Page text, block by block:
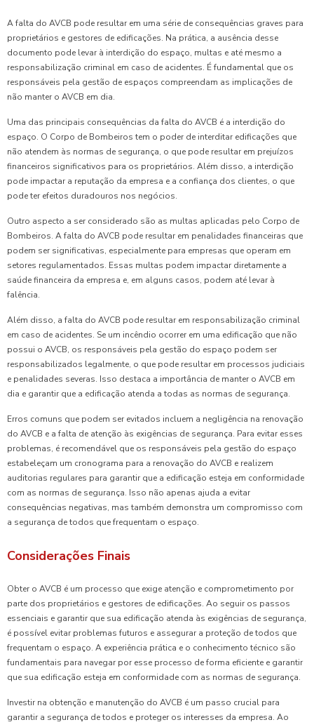
A falta do AVCB pode resultar em uma série de consequências graves para
proprietários e gestores de edificações. Na prática, a ausência desse
documento pode levar à interdição do espaço, multas e até mesmo a
responsabilização criminal em caso de acidentes. É fundamental que os
responsáveis pela gestão de espaços compreendam as implicações de
não manter o AVCB em dia.
Uma das principais consequências da falta do AVCB é a interdição do
espaço. O Corpo de Bombeiros tem o poder de interditar edificações que
não atendem às normas de segurança, o que pode resultar em prejuízos
financeiros significativos para os proprietários. Além disso, a interdição
pode impactar a reputação da empresa e a confiança dos clientes, o que
pode ter efeitos duradouros nos negócios.
Outro aspecto a ser considerado são as multas aplicadas pelo Corpo de
Bombeiros. A falta do AVCB pode resultar em penalidades financeiras que
podem ser significativas, especialmente para empresas que operam em
setores regulamentados. Essas multas podem impactar diretamente a
saúde financeira da empresa e, em alguns casos, podem até levar à
falência.
Além disso, a falta do AVCB pode resultar em responsabilização criminal
em caso de acidentes. Se um incêndio ocorrer em uma edificação que não
possui o AVCB, os responsáveis pela gestão do espaço podem ser
responsabilizados legalmente, o que pode resultar em processos judiciais
e penalidades severas. Isso destaca a importância de manter o AVCB em
dia e garantir que a edificação atenda a todas as normas de segurança.
Erros comuns que podem ser evitados incluem a negligência na renovação
do AVCB e a falta de atenção às exigências de segurança. Para evitar esses
problemas, é recomendável que os responsáveis pela gestão do espaço
estabeleçam um cronograma para a renovação do AVCB e realizem
auditorias regulares para garantir que a edificação esteja em conformidade
com as normas de segurança. Isso não apenas ajuda a evitar
consequências negativas, mas também demonstra um compromisso com
a segurança de todos que frequentam o espaço.
Considerações Finais
Obter o AVCB é um processo que exige atenção e comprometimento por
parte dos proprietários e gestores de edificações. Ao seguir os passos
essenciais e garantir que sua edificação atenda às exigências de segurança,
é possível evitar problemas futuros e assegurar a proteção de todos que
frequentam o espaço. A experiência prática e o conhecimento técnico são
fundamentais para navegar por esse processo de forma eficiente e garantir
que sua edificação esteja em conformidade com as normas de segurança.
Investir na obtenção e manutenção do AVCB é um passo crucial para
garantir a segurança de todos e proteger os interesses da empresa. Ao